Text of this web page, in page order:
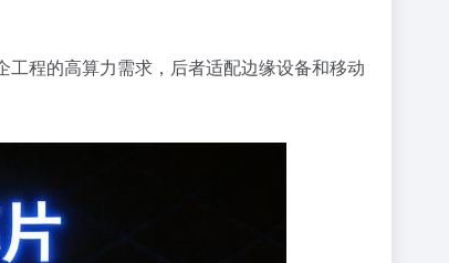
程的高算力需求，后者适配边缘设备和移动